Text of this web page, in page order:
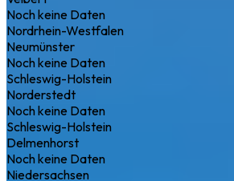
Noch keine Daten
Nordrhein-Westfalen
Neumünster
Noch keine Daten
Schleswig-Holstein
Norderstedt
Noch keine Daten
Schleswig-Holstein
Delmenhorst
Noch keine Daten
Niedersachsen